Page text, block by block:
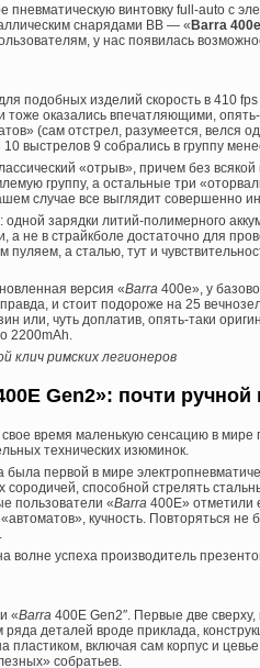
винтовку full-auto с
снарядами ВВ — «Barra 400e
у нас появилась
подобных изделий скорость в 410
тоже оказались впечатляющими,
(сам отстрел, разумеется, велся
выстрелов 9 собрались в группу
«отрыв», причем без
группу, а остальные три
случае все выглядит совершенно
зарядки литий-полимерного
а не в страйкболе достаточно для
пуляем, а сталью, тут и
версия «Barra 400e», у
и стоит подороже на 25
или, чуть доплатив, опять-таки
2200mAh.
клич римских легионеров
Gen2»: почти ручной
время маленькую сенсацию в мире
технических изюминок.
была первой в мире
сородичей, способной стрелять
пользователи «Barra 400E» отметили
кучность. Повторяться
волне успеха производитель
«Barra 400E Gen2″. Первые две
деталей вроде приклада,
пластиком, включая сам корпус и
собратьев.